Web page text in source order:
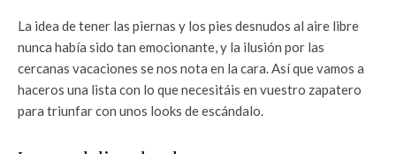
La idea de tener las piernas y los pies desnudos al aire libre
nunca había sido tan emocionante, y la ilusión por las
cercanas vacaciones se nos nota en la cara. Así que vamos a
haceros una lista con lo que necesitáis en vuestro zapatero
para triunfar con unos looks de escándalo.